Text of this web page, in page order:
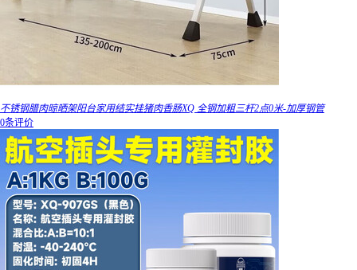
不锈钢腊肉晾晒架阳台家用结实挂猪肉香肠XQ 全钢加粗三杆2点0米-加厚钢管
0条评价